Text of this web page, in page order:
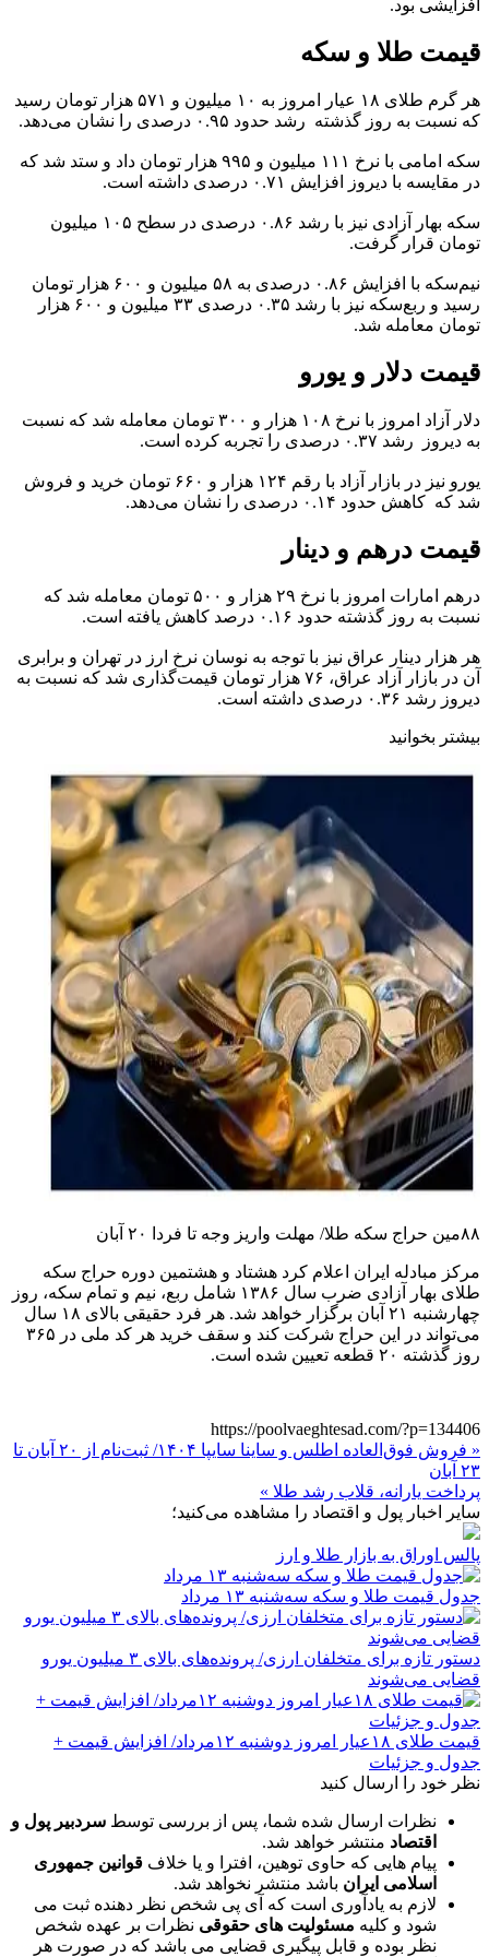
افزایشی بود.
قیمت طلا و سکه
هر گرم طلای ۱۸ عیار امروز به ۱۰ میلیون و ۵۷۱ هزار تومان رسید
که نسبت به روز گذشته رشد حدود ۰.۹۵ درصدی را نشان می‌دهد.
سکه امامی با نرخ ۱۱۱ میلیون و ۹۹۵ هزار تومان داد و ستد شد که
در مقایسه با دیروز افزایش ۰.۷۱ درصدی داشته است.
سکه بهار آزادی نیز با رشد ۰.۸۶ درصدی در سطح ۱۰۵ میلیون
تومان قرار گرفت.
نیم‌سکه با افزایش ۰.۸۶ درصدی به ۵۸ میلیون و ۶۰۰ هزار تومان
رسید و ربع‌سکه نیز با رشد ۰.۳۵ درصدی ۳۳ میلیون و ۶۰۰ هزار
تومان معامله شد.
قیمت دلار و یورو
دلار آزاد امروز با نرخ ۱۰۸ هزار و ۳۰۰ تومان معامله شد که نسبت
به دیروز رشد ۰.۳۷ درصدی را تجربه کرده است.
یورو نیز در بازار آزاد با رقم ۱۲۴ هزار و ۶۶۰ تومان خرید و فروش
شد که کاهش حدود ۰.۱۴ درصدی را نشان می‌دهد.
قیمت درهم و دینار
درهم امارات امروز با نرخ ۲۹ هزار و ۵۰۰ تومان معامله شد که
نسبت به روز گذشته حدود ۰.۱۶ درصد کاهش یافته است.
هر هزار دینار عراق نیز با توجه به نوسان نرخ ارز در تهران و برابری
آن در بازار آزاد عراق، ۷۶ هزار تومان قیمت‌گذاری شد که نسبت به
دیروز رشد ۰.۳۶ درصدی داشته است.
بیشتر بخوانید
۸۸مین حراج سکه طلا/ مهلت واریز وجه تا فردا ۲۰ آبان
مرکز مبادله ایران اعلام کرد هشتاد و هشتمین دوره حراج سکه
طلای بهار آزادی ضرب سال ۱۳۸۶ شامل ربع، نیم و تمام سکه، روز
چهارشنبه ۲۱ آبان برگزار خواهد شد. هر فرد حقیقی بالای ۱۸ سال
می‌تواند در این حراج شرکت کند و سقف خرید هر کد ملی در ۳۶۵
روز گذشته ۲۰ قطعه تعیین شده است.
https://poolvaeghtesad.com/?p=134406
« فروش فوق‌العاده اطلس و ساینا سایپا ۱۴۰۴/ ثبت‌نام از ۲۰ آبان تا
۲۳ آبان
پرداخت یارانه، قلاب رشد طلا »
سایر اخبار پول و اقتصاد را مشاهده می‌کنید؛
پالس اوراق به بازار طلا و ارز
جدول قیمت طلا و سکه سه‌شنبه ۱۳ مرداد
دستور تازه برای متخلفان ارزی/ پرونده‌های بالای ۳ میلیون یورو
قضایی می‌شوند
قیمت طلای ۱۸عیار امروز دوشنبه ۱۲مرداد/ افزایش قیمت +
جدول و جزئیات
نظر خود را ارسال کنید
نظرات ارسال شده شما، پس از بررسی توسط سردبیر پول و
اقتصاد منتشر خواهد شد.
پیام هایی که حاوی توهین، افترا و یا خلاف قوانین جمهوری
اسلامی ایران باشد منتشر نخواهد شد.
لازم به یادآوری است که آی پی شخص نظر دهنده ثبت می
شود و کلیه مسئولیت های حقوقی نظرات بر عهده شخص
نظر بوده و قابل پیگیری قضایی می باشد که در صورت هر